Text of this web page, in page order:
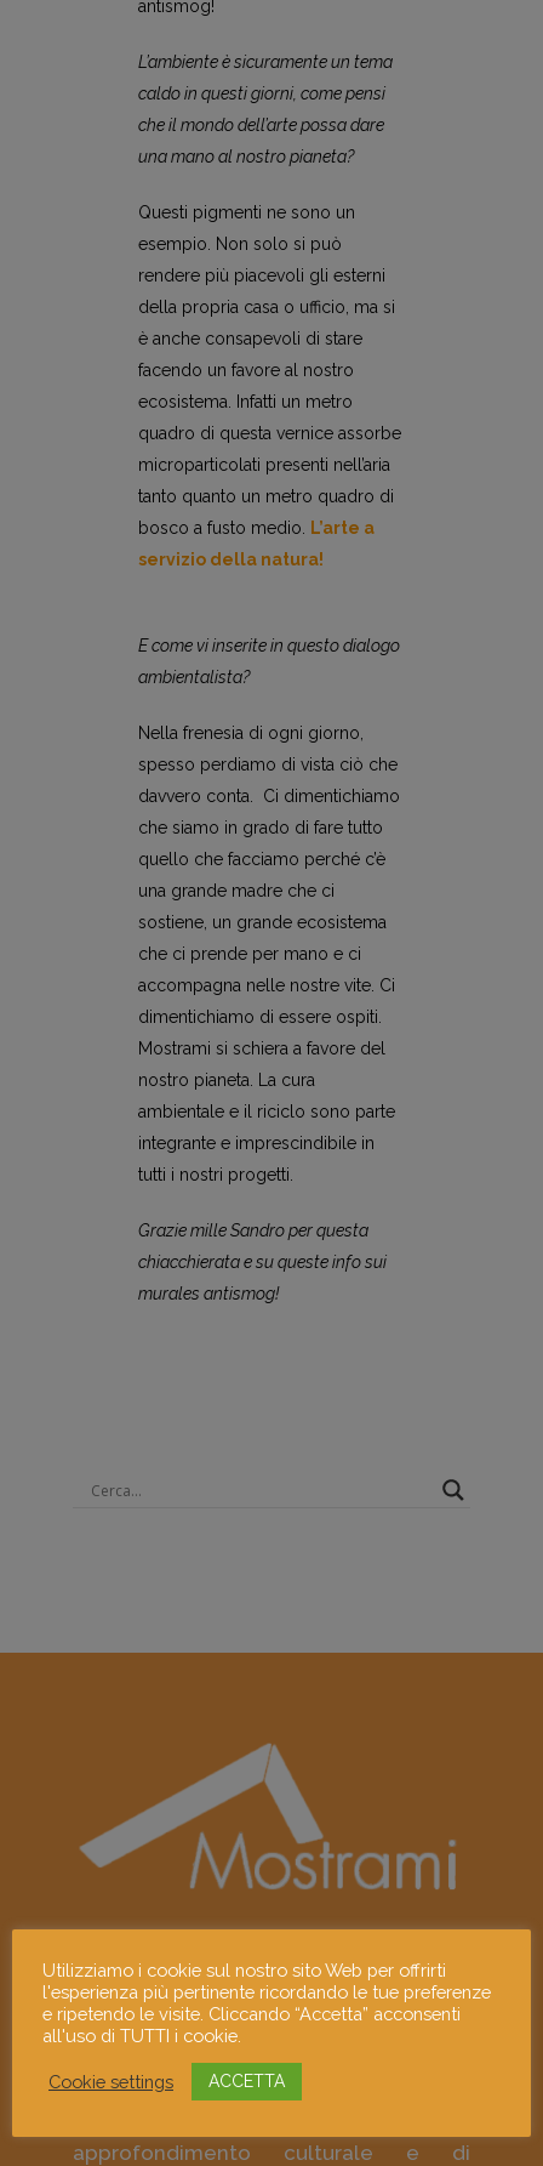
antismog!
L’ambiente è sicuramente un tema
caldo in questi giorni, come pensi
che il mondo dell’arte possa dare
una mano al nostro pianeta?
Questi pigmenti ne sono un
esempio. Non solo si può
rendere più piacevoli gli esterni
della propria casa o ufficio, ma si
è anche consapevoli di stare
facendo un favore al nostro
ecosistema. Infatti un metro
quadro di questa vernice assorbe
microparticolati presenti nell’aria
tanto quanto un metro quadro di
bosco a fusto medio. L’arte a
servizio della natura!
E come vi inserite in questo dialogo
ambientalista?
Nella frenesia di ogni giorno,
spesso perdiamo di vista ciò che
davvero conta. Ci dimentichiamo
che siamo in grado di fare tutto
quello che facciamo perché c’è
una grande madre che ci
sostiene, un grande ecosistema
che ci prende per mano e ci
accompagna nelle nostre vite. Ci
dimentichiamo di essere ospiti.
Mostrami si schiera a favore del
nostro pianeta. La cura
ambientale e il riciclo sono parte
integrante e imprescindibile in
tutti i nostri progetti.
Grazie mille Sandro per questa
chiacchierata e su queste info sui
murales antismog!
Mostrami è un progetto culturale che
promuove i giovani linguaggi
contemporanei e gli artisti visivi
emergenti attraverso le loro opere e i
loro murales; diffonde la giovane arte
approfondimento culturale e di
Utilizziamo i cookie sul nostro sito Web per offrirti
l'esperienza più pertinente ricordando le tue preferenze
e ripetendo le visite. Cliccando “Accetta” acconsenti
all'uso di TUTTI i cookie.
Cookie settings ACCETTA